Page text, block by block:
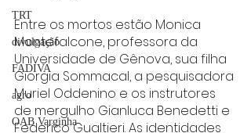
TRT
divulgação
FADIVA
agro
OAB Varginha
Entre os mortos estão Monica
Montefalcone, professora da
Universidade de Gênova, sua filha
Giorgia Sommacal, a pesquisadora
Muriel Oddenino e os instrutores
de mergulho Gianluca Benedetti e
Federico Gualtieri. As identidades